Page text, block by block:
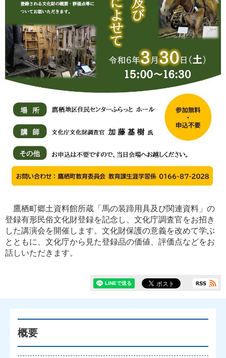
鷹栖町郷土資料館所蔵「馬の装蹄用具及び関連資料」の
登録有形民俗文化財登録を記念し、文化庁調査官をお招き
した講演会を開催します。文化財保護の意義を改めて学ぶ
とともに、文化庁から見た登録品の価値、評価点などをお
話しいただきます。
概要